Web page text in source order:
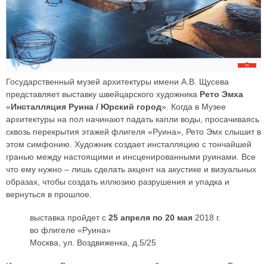
Государственный музей архитектуры имени А.В. Щусева
представляет выставку швейцарского художника Рето Эмха
«Инсталляция Руина / Юрский город». Когда в Музее
архитектуры на пол начинают падать капли воды, просачиваясь
сквозь перекрытия этажей флигеля «Руина», Рето Эмх слышит в
этом симфонию. Художник создает инсталляцию с тончайшей
гранью между настоящими и инсценированными руинами. Все
что ему нужно – лишь сделать акцент на акустике и визуальных
образах, чтобы создать иллюзию разрушения и упадка и
вернуться в прошлое.
выставка пройдет с 25 апреля по 20 мая 2018 г.
во флигеле «Руина»
Москва, ул. Воздвиженка, д.5/25